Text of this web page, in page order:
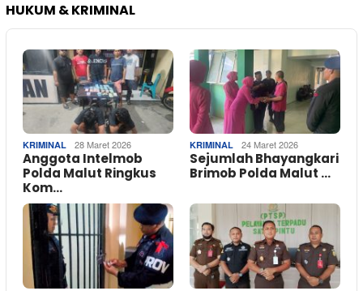
HUKUM & KRIMINAL
KRIMINAL 28 Maret 2026
Anggota Intelmob
Polda Malut Ringkus
Kom…
KRIMINAL 24 Maret 2026
Sejumlah Bhayangkari
Brimob Polda Malut …